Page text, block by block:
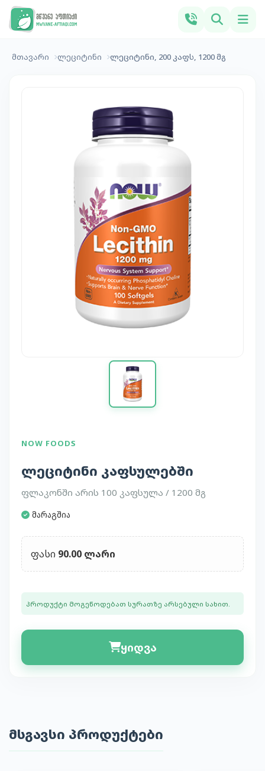
მთავარი ლეციტინი ლეციტინი, 200 კაფს, 1200 მგ
NOW FOODS
ლეციტინი კაფსულებში
ფლაკონში არის 100 კაფსულა / 1200 მგ
მარაგშია
ფასი 90.00 ლარი
პროდუქტი მოგეწოდებათ სურათზე არსებული სახით.
ყიდვა
მსგავსი პროდუქტები